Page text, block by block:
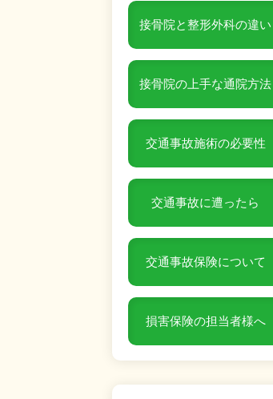
接骨院と整形外科の違い
接骨院の上手な通院方法
交通事故施術の必要性
交通事故に遭ったら
交通事故保険について
損害保険の担当者様へ